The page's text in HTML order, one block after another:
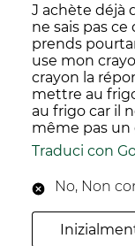
J achète déjà
ne sais pas ce
prends
use mon
crayon la
mettre au
au frigo car il
même pas un
Traduci con
No, Non